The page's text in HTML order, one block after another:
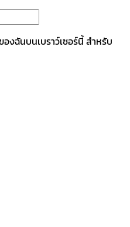
งฉันบนเบราว์เซอร์นี้ สำหรับ